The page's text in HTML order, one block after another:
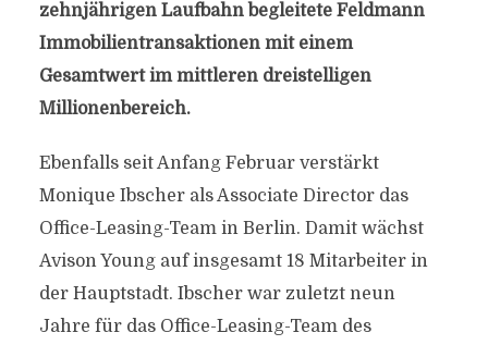
zehnjährigen Laufbahn begleitete Feldmann
Immobilientransaktionen mit einem
Gesamtwert im mittleren dreistelligen
Millionenbereich.
Ebenfalls seit Anfang Februar verstärkt
Monique Ibscher als Associate Director das
Office-Leasing-Team in Berlin. Damit wächst
Avison Young auf insgesamt 18 Mitarbeiter in
der Hauptstadt. Ibscher war zuletzt neun
Jahre für das Office-Leasing-Team des